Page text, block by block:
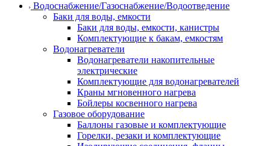
Водоснабжение/Газоснабжение/Водоотведение
Баки для воды, емкости
Баки для воды, емкости, канистры
Комплектующие к бакам, емкостям
Водонагреватели
Водонагреватели накопительные
электрические
Комплектующие для водонагревателей
Краны мгновенного нагрева
Бойлеры косвенного нагрева
Газовое оборудование
Баллоны газовые и комплектующие
Горелки, резаки и комплектующие